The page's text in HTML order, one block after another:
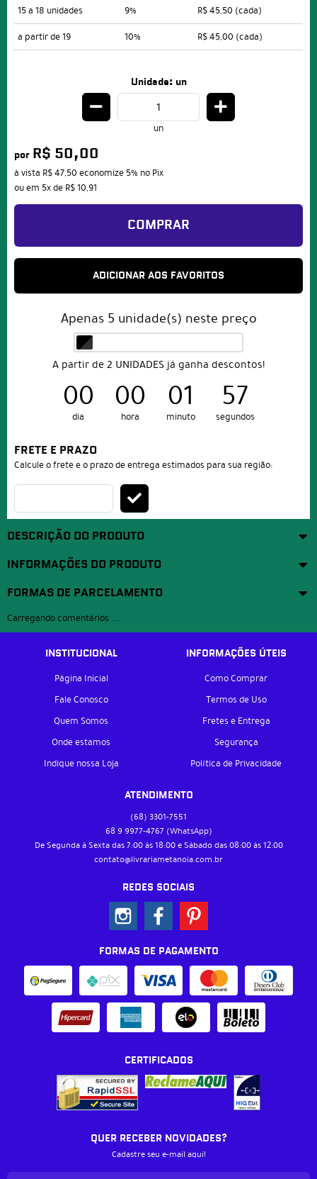
15 a 18 unidades
9% R$ 45,50 (cada)
a partir de 19
10% R$ 45,00 (cada)
Unidade: un
un
por R$ 50,00
à vista R$ 47,50 economize 5% no Pix
ou em 5xde R$ 10,91
COMPRAR
ADICIONAR AOS FAVORITOS
Apenas 5 unidade(s) neste preço
A partir de 2 UNIDADES já ganha descontos!
00
dia
00
hora
01
minuto
57
segundos
FRETE E PRAZO
Calcule o frete e o prazo de entrega estimados para sua região:
DESCRIÇÃO DO PRODUTO
INFORMAÇÕES DO PRODUTO
FORMAS DE PARCELAMENTO
Carregando comentários ...
INSTITUCIONAL
Página Inicial
Fale Conosco
Quem Somos
Onde estamos
Indique nossa Loja
INFORMAÇÕES ÚTEIS
Como Comprar
Termos de Uso
Fretes e Entrega
Segurança
Política de Privacidade
ATENDIMENTO
(68) 3301-7551
68 9 9977-4767 (WhatsApp)
De Segunda à Sexta das 7:00 às 18:00 e Sábado das 08:00 às 12:00
contato@livrariametanoia.com.br
REDES SOCIAIS
FORMAS DE PAGAMENTO
CERTIFICADOS
QUER RECEBER NOVIDADES?
Cadastre seu e-mail aqui!